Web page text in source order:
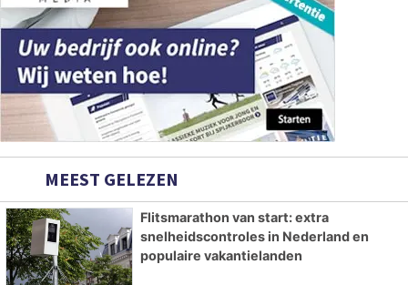
MEEST GELEZEN
Flitsmarathon van start: extra
snelheidscontroles in Nederland en
populaire vakantielanden